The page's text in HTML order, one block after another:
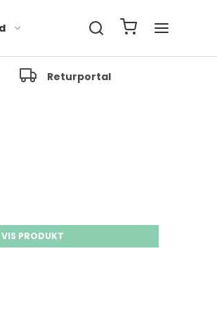
Returportal
VIS PRODUKT